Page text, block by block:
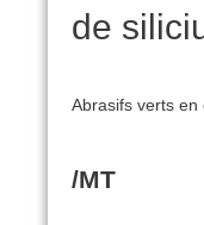
de
Abrasifs verts
/MT